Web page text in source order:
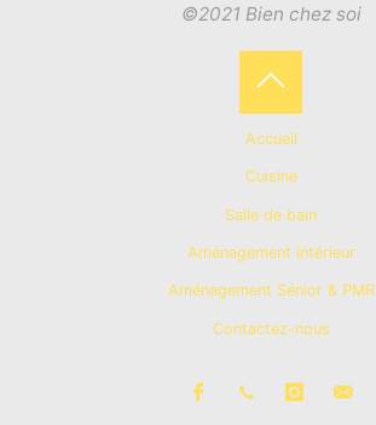
©2021 Bien chez soi
Accueil
Cuisine
Salle de bain
Aménagement intérieur
Aménagement Sénior & PMR
Contactez-nous
Back
to
Top